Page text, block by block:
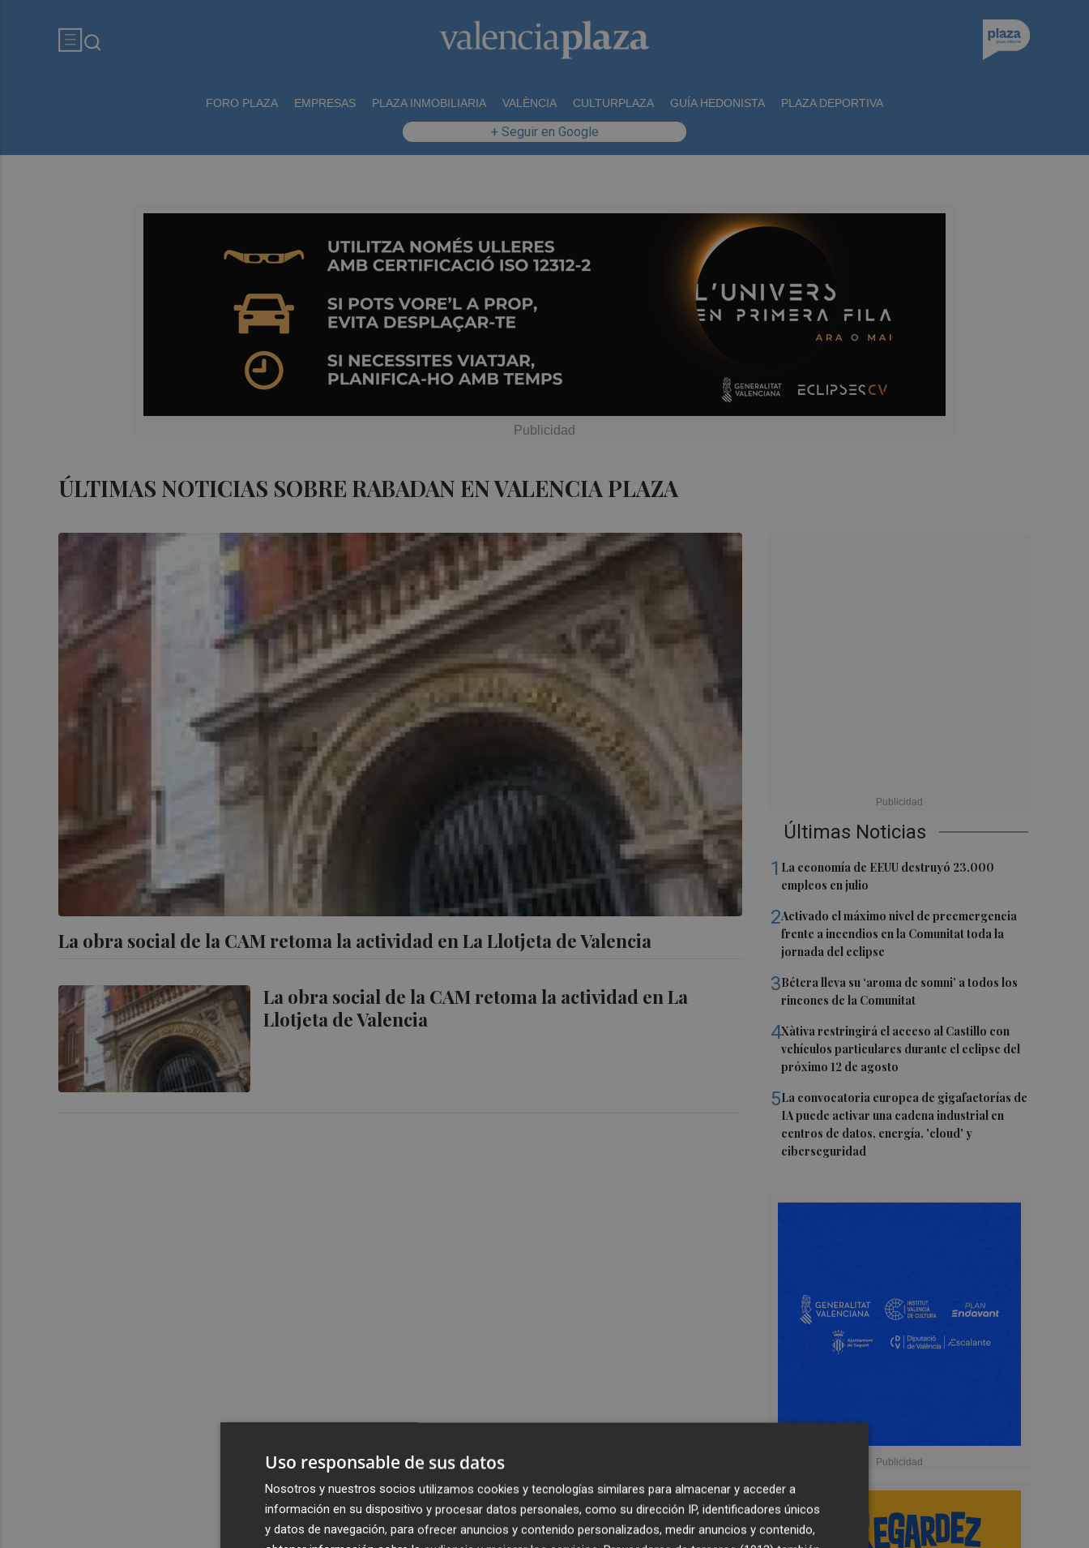
FORO PLAZA EMPRESAS PLAZA INMOBILIARIA VALÈNCIA CULTURPLAZA GUÍA HEDONISTA PLAZA DEPORTIVA
+ Seguir en Google
ÚLTIMAS NOTICIAS SOBRE RABADAN EN VALENCIA PLAZA
La obra social de la CAM retoma la actividad en La Llotjeta de Valencia
La obra social de la CAM retoma la actividad en La
Llotjeta de Valencia
Últimas Noticias
1 La economía de EEUU destruyó 23.000
empleos en julio
2Activado el máximo nivel de preemergencia
frente a incendios en la Comunitat toda la
jornada del eclipse
3Bétera lleva su ‘aroma de somni’ a todos los
rincones de la Comunitat
4Xàtiva restringirá el acceso al Castillo con
vehículos particulares durante el eclipse del
próximo 12 de agosto
5La convocatoria europea de gigafactorías de
IA puede activar una cadena industrial en
centros de datos, energía, 'cloud' y
ciberseguridad
Uso responsable de sus datos
Nosotros y nuestros socios utilizamos cookies y tecnologías similares para almacenar y acceder a
información en su dispositivo y procesar datos personales, como su dirección IP, identificadores únicos
y datos de navegación, para ofrecer anuncios y contenido personalizados, medir anuncios y contenido,